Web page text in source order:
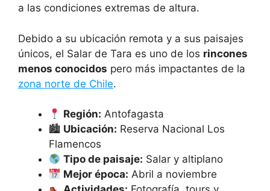
a las condiciones extremas de altura.
Debido a su ubicación remota y a sus paisajes
únicos, el Salar de Tara es uno de los rincones
menos conocidos pero más impactantes de la
zona norte de Chile.
Región: Antofagasta
🏙 Ubicación: Reserva Nacional Los
Flamencos
Tipo de paisaje: Salar y altiplano
Mejor época: Abril a noviembre